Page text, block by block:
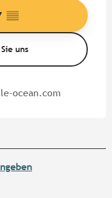
▒▒
uns
ocean.com